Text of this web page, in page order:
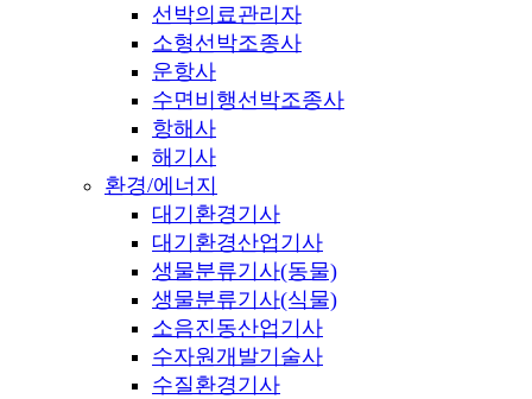
선박의료관리자
소형선박조종사
운항사
수면비행선박조종사
항해사
해기사
환경/에너지
대기환경기사
대기환경산업기사
생물분류기사(동물)
생물분류기사(식물)
소음진동산업기사
수자원개발기술사
수질환경기사